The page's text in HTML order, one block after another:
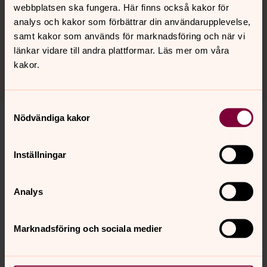
webbplatsen ska fungera. Här finns också kakor för
analys och kakor som förbättrar din användarupplevelse,
samt kakor som används för marknadsföring och när vi
länkar vidare till andra plattformar. Läs mer om våra
kakor.
Nödvändiga kakor
Inställningar
Analys
Marknadsföring och sociala medier
Vill du vara med i en gemenskap?
Berättargrupp - Mitt liv då och nu
Vi kommer att träffas nio gånger och tala om olika
ämnen ur livet där vi i tur och ordning berättar vår
inte.